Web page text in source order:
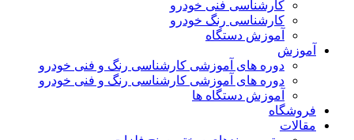
کارشناسی فنی خودرو
کارشناسی رنگ خودرو
آموزش دستگاه
آموزش
دوره های آموزشی کارشناسی رنگ و فنی خودرو
دوره های آموزشی کارشناسی رنگ و فنی خودرو
آموزش دستگاه ها
فروشگاه
مقالات